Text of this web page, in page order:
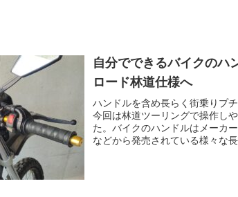
自分でできるバイクのハ
ロード林道仕様へ
ハンドルを含め長らく街乗りプ
今回は林道ツーリングで操作し
た。バイクのハンドルはメーカ
などから発売されている様々な
グの姿勢（ポジション）の改善